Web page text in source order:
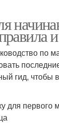
по
гид, чтобы
для первого